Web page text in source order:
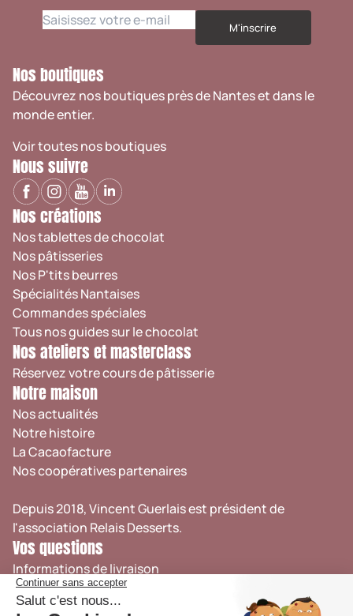
M'inscrire
Nos boutiques
Découvrez nos boutiques près de Nantes et dans le
monde entier.
Voir toutes nos boutiques
Nous suivre
Nos créations
Nos tablettes de chocolat
Nos pâtisseries
Nos P'tits beurres
Spécialités Nantaises
Commandes spéciales
Tous nos guides sur le chocolat
Nos ateliers et masterclass
Réservez votre cours de pâtisserie
Notre maison
Nos actualités
Notre histoire
La Cacaofacture
Nos coopératives partenaires
Depuis 2018, Vincent Guerlais est président de
l'association Relais Desserts.
Vos questions
Informations de livraison
Retrait en boutique
Suivi de commande